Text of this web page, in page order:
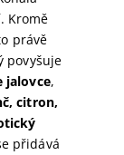
Kromě
právě
povyšuje
jalovce,
citron,
přidává